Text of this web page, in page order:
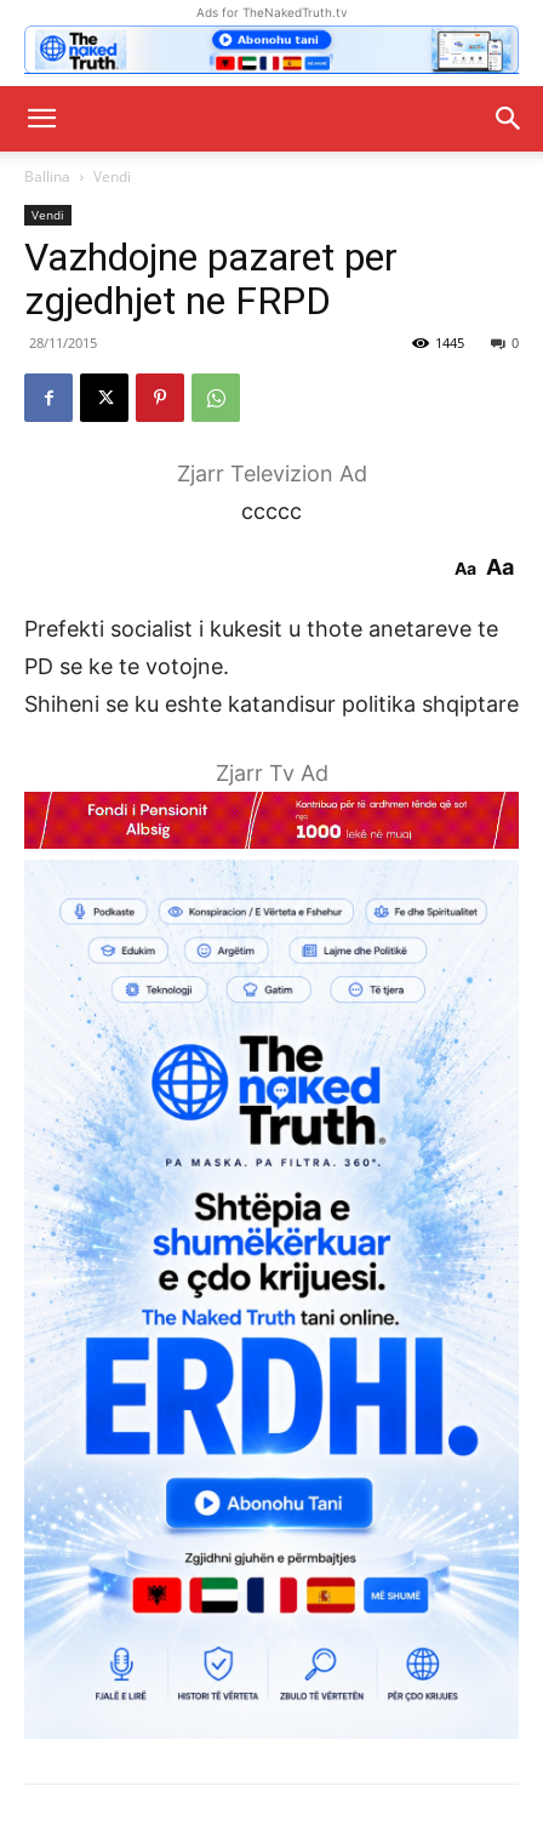
Ads for TheNakedTruth.tv
Ballina Vendi
Vendi
Vazhdojne pazaret per
zgjedhjet ne FRPD
28/11/2015 0
1445
Zjarr Televizion Ad
ccccc
Aa Aa
Prefekti socialist i kukesit u thote anetareve te
PD se ke te votojne.
Shiheni se ku eshte katandisur politika shqiptare
Zjarr Tv Ad